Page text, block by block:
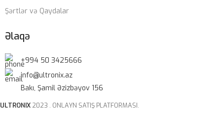
Şərtlər və Qaydalar
Əlaqə
+994 50 3425666
info@ultronix.az
Bakı, Şamil Əzizbəyov 156
ULTRONIX 2023 . ONLAYN SATIŞ PLATFORMASI.